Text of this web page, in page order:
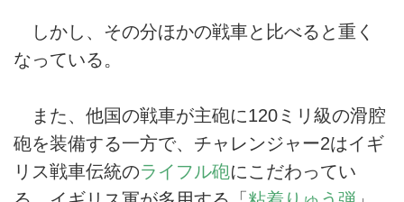
しかし、その分ほかの戦車と比べると重く
なっている。
また、他国の戦車が主砲に120ミリ級の滑腔
砲を装備する一方で、チャレンジャー2はイギ
リス戦車伝統のライフル砲にこだわってい